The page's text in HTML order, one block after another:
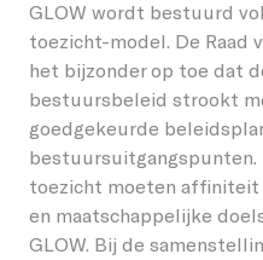
GLOW wordt bestuurd
toezicht-model. De Raad
het bijzonder op toe dat
bestuursbeleid strookt
goedgekeurde
bestuursuitgangspunten.
toezicht moeten
en maatschappelijke
GLOW. Bij de